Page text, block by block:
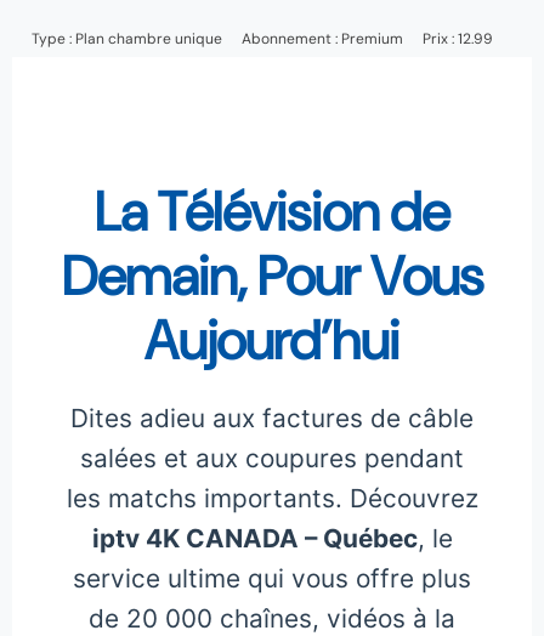
Type : Plan chambre unique Abonnement : Premium Prix : 12.99
La Télévision de
Demain, Pour Vous
Aujourd’hui
Dites adieu aux factures de câble
salées et aux coupures pendant
les matchs importants. Découvrez
iptv 4K CANADA – Québec, le
service ultime qui vous offre plus
de 20 000 chaînes, vidéos à la